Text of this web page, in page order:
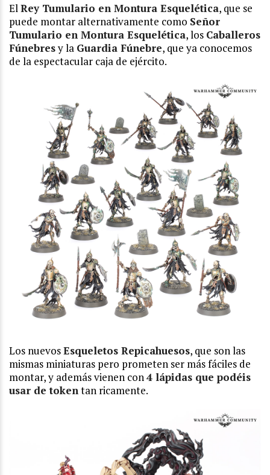
ElRey Tumulario en Montura Esquelética, que se
puede montar alternativamente como Señor
Tumulario en Montura Esquelética, los Caballeros
Fúnebresy la Guardia Fúnebre, que ya conocemos
de la espectacular caja de ejército.
Los nuevosEsqueletos Repicahuesos, que son las
mismas miniaturas pero prometen ser más fáciles de
montar, y además vienen con4 lápidas que podéis
usar de tokentan ricamente.